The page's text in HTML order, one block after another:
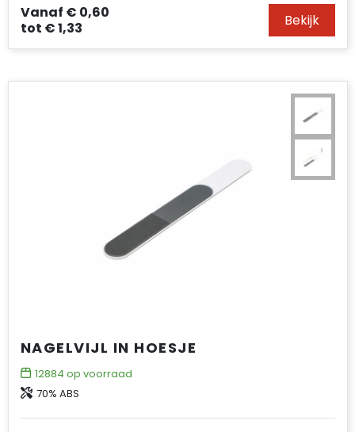
Vanaf € 0,60
tot € 1,33 Bekijk
NAGELVIJL IN HOESJE
12884 op voorraad
70% ABS